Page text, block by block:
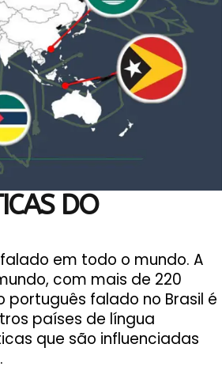
DO
falado em todo o mundo. A
com mais de 220
português falado no Brasil é
países de língua
que são influenciadas